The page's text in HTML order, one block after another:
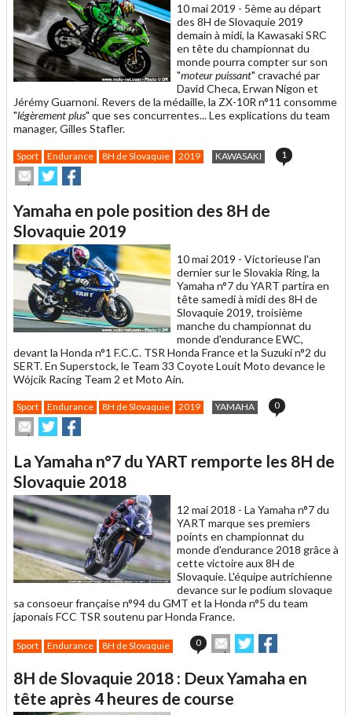
10 mai 2019 - 5ème au départ
des 8H de Slovaquie 2019
demain à midi, la Kawasaki SRC
en tête du championnat du
monde pourra compter sur son
"moteur puissant" cravaché par
David Checa, Erwan Nigon et
Jérémy Guarnoni. Revers de la médaille, la ZX-10R n°11 consomme
"légèrement plus" que ses concurrentes... Les explications du team
manager, Gilles Stafler.
Sport Endurance 8H de Slovaquie 2019 KAWASAKI 1
Envoyer
cet
à
un
ami
Partager
sur
sur
Yamaha en pole position des 8H de
Slovaquie 2019
10 mai 2019 - Victorieuse l'an
dernier sur le Slovakia Ring, la
Yamaha n°7 du YART partira en
tête samedi à midi des 8H de
Slovaquie 2019, troisième
manche du championnat du
monde d'endurance EWC,
devant la Honda n°1 F.C.C. TSR Honda France et la Suzuki n°2 du
SERT. En Superstock, le Team 33 Coyote Louit Moto devance le
Wójcik Racing Team 2 et Moto Ain.
Sport Endurance 8H de Slovaquie 2019 YAMAHA 0
Envoyer
cet
à
un
ami
Partager
sur
sur
La Yamaha n°7 du YART remporte les 8H de
Slovaquie 2018
12 mai 2018 - La Yamaha n°7 du
YART marque ses premiers
points en championnat du
monde d'endurance 2018 grâce à
cette victoire aux 8H de
Slovaquie. L'équipe autrichienne
devance sur le podium slovaque
sa consoeur française n°94 du GMT et la Honda n°5 du team
japonais FCC TSR soutenu par Honda France.
Sport Endurance 8H de Slovaquie 0
Envoyer
cet
à
un
ami
Partager
sur sur
8H de Slovaquie 2018 : Deux Yamaha en
tête après 4 heures de course